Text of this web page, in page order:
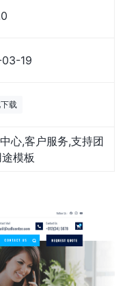
19
载
心,客户服务,支持团
模板